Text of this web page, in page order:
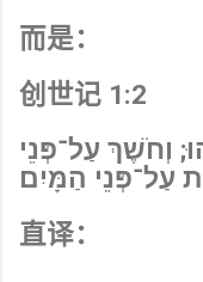
而是：
创世记 1:2
וְחֹשֶׁךְ עַל־פְּנֵי
עַל־פְּנֵי הַמָּיִם
直译：